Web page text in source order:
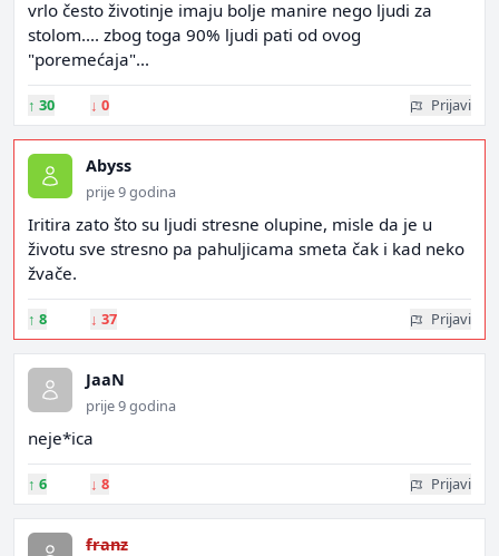
vrlo često životinje imaju bolje manire nego ljudi za
stolom.... zbog toga 90% ljudi pati od ovog
"poremećaja"...
↑ 30 ↓ 0 Prijavi
Abyss
prije 9 godina
Iritira zato što su ljudi stresne olupine, misle da je u
životu sve stresno pa pahuljicama smeta čak i kad neko
žvače.
↑ 8 ↓ 37 Prijavi
JaaN
prije 9 godina
neje*ica
↑ 6 ↓ 8 Prijavi
franz